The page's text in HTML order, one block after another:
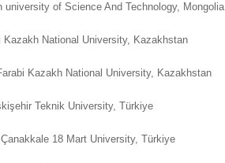
university of Science And Technology, Mongolia
Kazakh National University, Kazakhstan
Kazakh National University, Kazakhstan
Teknik University, Türkiye
18 Mart University, Türkiye